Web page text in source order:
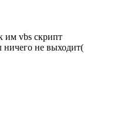
им vbs скрипт
ничего не выходит(